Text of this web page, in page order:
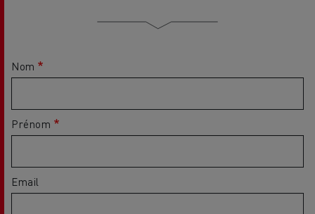
Nom
Prénom
Email